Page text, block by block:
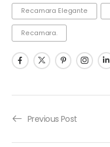
Recamara Elegante
Recamara.
Previous Post